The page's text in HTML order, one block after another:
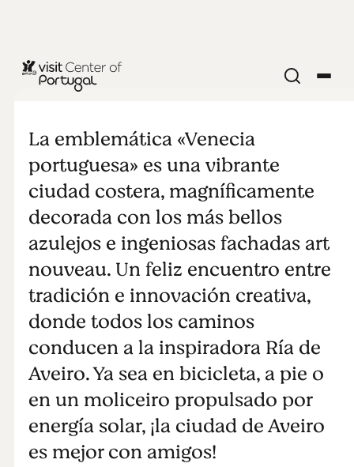
CIUDADES Y PUEBLOS
Perfecta para
los amigos
La emblemática «Venecia
portuguesa» es una vibrante
ciudad costera, magníficamente
decorada con los más bellos
azulejos e ingeniosas fachadas art
nouveau. Un feliz encuentro entre
tradición e innovación creativa,
donde todos los caminos
conducen a la inspiradora Ría de
Aveiro. Ya sea en bicicleta, a pie o
en un moliceiro propulsado por
energía solar, ¡la ciudad de Aveiro
es mejor con amigos!